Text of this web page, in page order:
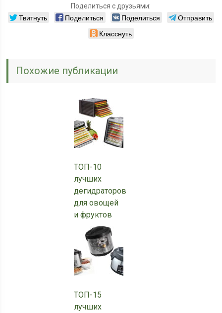
Поделиться с друзьями:
Твитнуть Поделиться Поделиться
Отправить
Класснуть
Похожие публикации
ТОП-10
лучших
дегидраторов
для овощей
и фруктов
ТОП-15
лучших